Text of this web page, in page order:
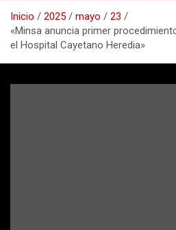
Inicio 2025 mayo
23
«Minsa anuncia primer
el Hospital Cayetano Heredia»